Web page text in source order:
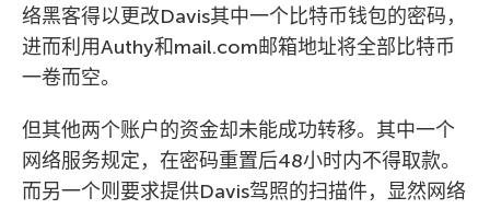
络黑客得以更改Davis其中一个比特币钱包的密码，
进而利用Authy和mail.com邮箱地址将全部比特币
一卷而空。
但其他两个账户的资金却未能成功转移。其中一个
网络服务规定，在密码重置后48小时内不得取款。
而另一个则要求提供Davis驾照的扫描件，显然网络